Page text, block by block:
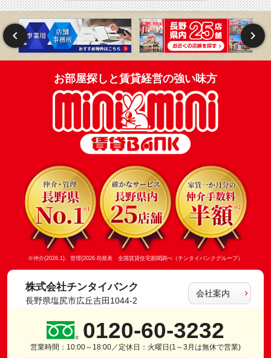
お部屋探しと賃貸経営の強い味方
※仲介(2026.1)、管理(2026.8)発表 全国賃貸住宅新聞調べ（チンタイバンクグループ）
株式会社チンタイバンク
長野県塩尻市広丘吉田1044-2
会社案内
0120-60-3232
営業時間：10:00～18:00／定休日：火曜日(1～3月は無休で営業)